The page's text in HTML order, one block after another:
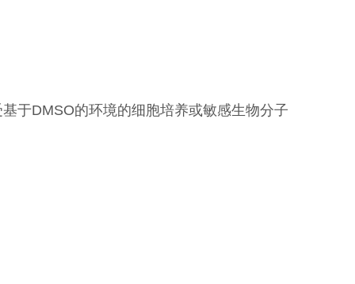
于DMSO的环境的细胞培养或敏感生物分子